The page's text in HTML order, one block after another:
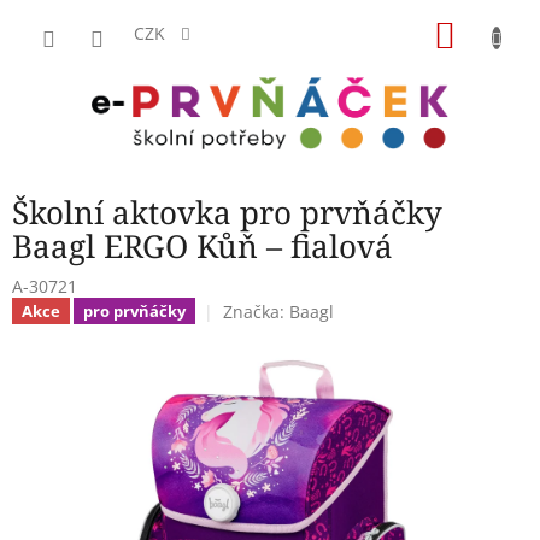
CZK
Školní aktovka pro prvňáčky
Baagl ERGO Kůň – fialová
A-30721
Akce pro prvňáčky Značka: Baagl